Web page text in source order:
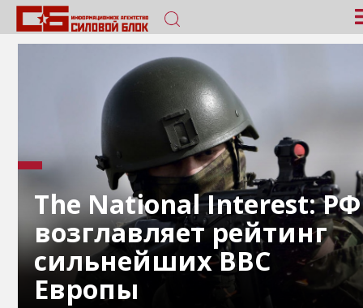
The National Interest: РФ
возглавляет рейтинг
сильнейших ВВС
Европы